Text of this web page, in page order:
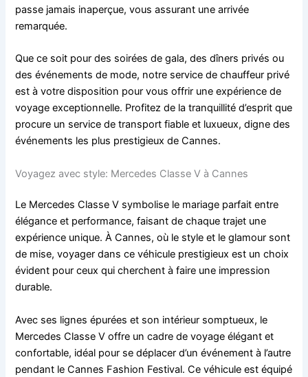
passe jamais inaperçue, vous assurant une arrivée
remarquée.
Que ce soit pour des soirées de gala, des dîners privés ou
des événements de mode, notre service de chauffeur privé
est à votre disposition pour vous offrir une expérience de
voyage exceptionnelle. Profitez de la tranquillité d’esprit que
procure un service de transport fiable et luxueux, digne des
événements les plus prestigieux de Cannes.
Voyagez avec style: Mercedes Classe V à Cannes
Le Mercedes Classe V symbolise le mariage parfait entre
élégance et performance, faisant de chaque trajet une
expérience unique. À Cannes, où le style et le glamour sont
de mise, voyager dans ce véhicule prestigieux est un choix
évident pour ceux qui cherchent à faire une impression
durable.
Avec ses lignes épurées et son intérieur somptueux, le
Mercedes Classe V offre un cadre de voyage élégant et
confortable, idéal pour se déplacer d’un événement à l’autre
pendant le Cannes Fashion Festival. Ce véhicule est équipé